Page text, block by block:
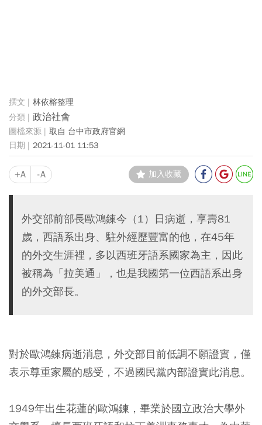
林依榕整理
政治社會
取自 台中市政府官網
2021-11-01 11:53
+A -A 加入收藏
外交部前部長歐鴻鍊今（1）日病逝，享壽81
歲，西語系出身、駐外經歷豐富的他，在45年
的外交生涯裡，多以西班牙語系國家為主，因此
被稱為「拉美通」，也是我國第一位西語系出身
的外交部長。
對於歐鴻鍊病逝消息，外交部目前低調不願證實，僅
表示尊重家屬的感受，不過國民黨內部證實此消息。
1949年出生花蓮的歐鴻鍊，畢業於國立政治大學外